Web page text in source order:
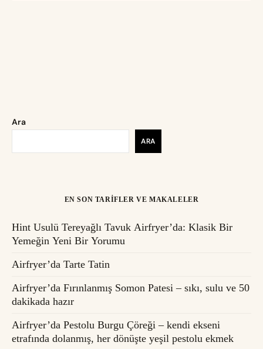
Ara
ARA
EN SON TARIFLER VE MAKALELER
Hint Usulü Tereyağlı Tavuk Airfryer’da: Klasik Bir
Yemeğin Yeni Bir Yorumu
Airfryer’da Tarte Tatin
Airfryer’da Fırınlanmış Somon Patesi – sıkı, sulu ve 50
dakikada hazır
Airfryer’da Pestolu Burgu Çöreği – kendi ekseni
etrafında dolanmış, her dönüşte yeşil pestolu ekmek